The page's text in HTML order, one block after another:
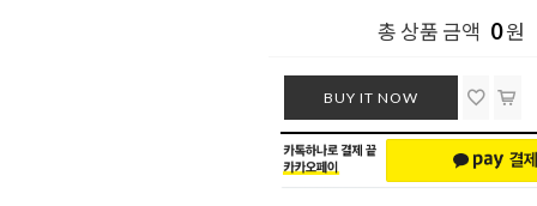
총 상품 금액 0원
BUY IT NOW